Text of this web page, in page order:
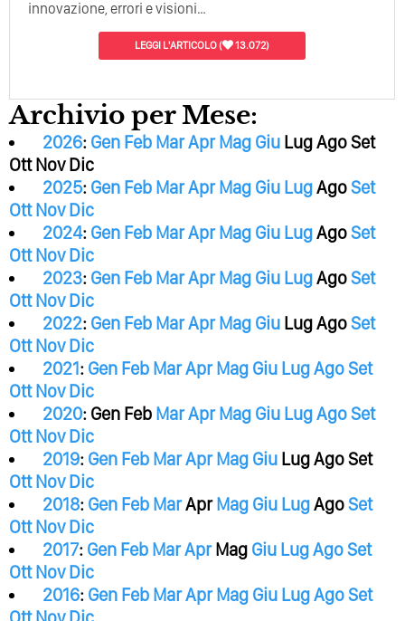
innovazione, errori e visioni…
LEGGI L'ARTICOLO( 13.072)
Archivio per Mese:
2026: Gen Feb MarApr Mag Giu LugAgoSet
Ott Nov Dic
2025: Gen Feb MarApr Mag Giu LugAgoSet
Ott Nov Dic
2024: Gen Feb MarApr Mag Giu LugAgoSet
Ott Nov Dic
2023: Gen Feb MarApr Mag Giu LugAgoSet
Ott Nov Dic
2022: Gen Feb MarApr Mag Giu LugAgoSet
Ott Nov Dic
2021: Gen Feb MarApr Mag Giu LugAgoSet
Ott Nov Dic
2020: Gen Feb MarApr Mag Giu LugAgoSet
Ott Nov Dic
2019: Gen Feb MarApr Mag Giu LugAgoSet
Ott Nov Dic
2018: Gen Feb MarApr Mag Giu LugAgoSet
Ott Nov Dic
2017: Gen Feb MarApr Mag Giu LugAgoSet
Ott Nov Dic
2016: Gen Feb MarApr Mag Giu LugAgoSet